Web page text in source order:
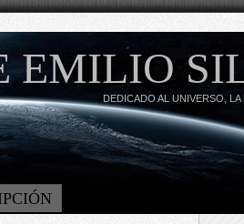
EMILIO
DEDICADO AL UNIVERSO, LA